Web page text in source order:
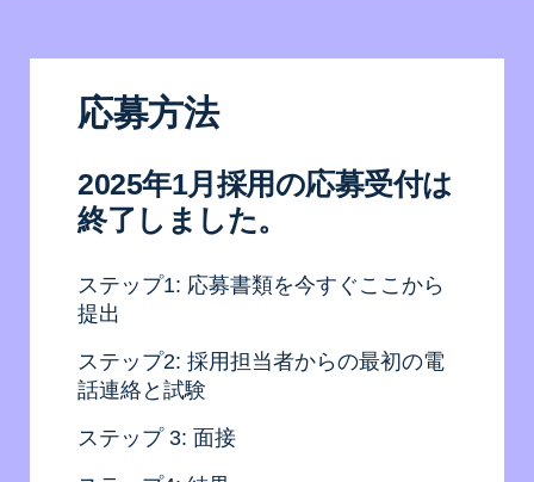
応募方法
2025年1月採用の応募受付は
終了しました。
ステップ1: 応募書類を今すぐここから
提出
ステップ2: 採用担当者からの最初の電
話連絡と試験
ステップ 3: 面接